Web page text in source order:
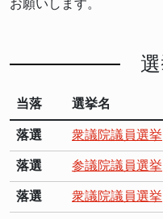
お願いします。
当落 選挙名
落選 衆議院議員選挙
落選
参議院議員選挙
落選
衆議院議員選挙